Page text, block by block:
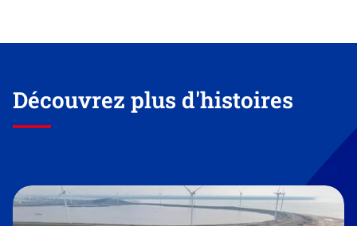
Découvrez plus d'histoires